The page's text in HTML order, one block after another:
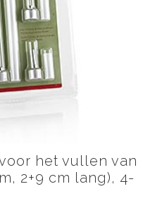
het vullen van
2+9 cm lang), 4-